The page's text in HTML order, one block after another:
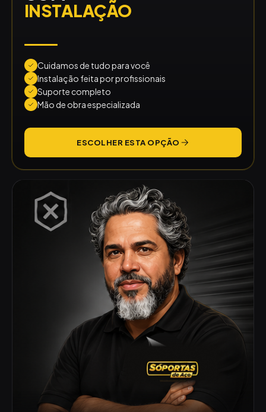
INSTALAÇÃO
Cuidamos de tudo para você
Instalação feita por profissionais
Suporte completo
Mão de obra especializada
ESCOLHER ESTA OPÇÃO